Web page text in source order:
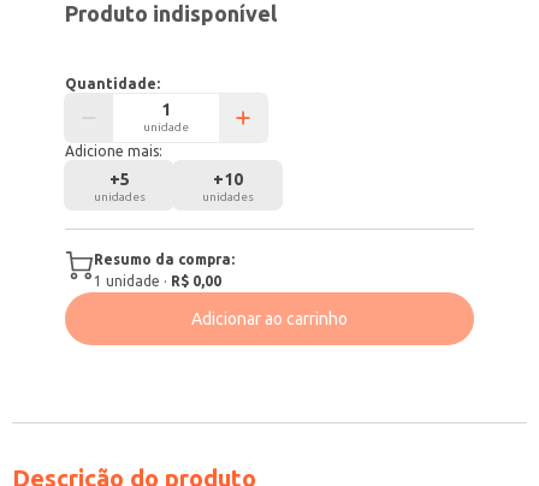
Produto indisponível
Quantidade:
unidade
Adicione mais:
+5
unidades
+10
unidades
Resumo da compra:
1 unidade · R$ 0,00
Adicionar ao carrinho
Descrição do produto